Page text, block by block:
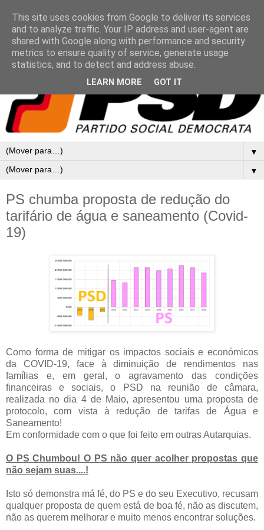
▼
▼
PS chumba proposta de redução do
tarifário de água e saneamento (Covid-
19)
Como forma de mitigar os impactos sociais e económicos
da COVID-19, face à diminuição de rendimentos nas
famílias e, em geral, o agravamento das condições
financeiras e sociais, o PSD na reunião de câmara,
realizada no dia 4 de Maio, apresentou uma proposta de
protocolo, com vista à redução de tarifas de Água e
Saneamento!
Em conformidade com o que foi feito em outras Autarquias.
O PS Chumbou! O PS não quer acolher propostas que
não sejam suas....!
Isto só demonstra má fé, do PS e do seu Executivo, recusam
qualquer proposta de quem está de boa fé, não as discutem,
não as querem melhorar e muito menos encontrar soluções.
This site uses cookies from Google to deliver its services
and to analyze traffic. Your IP address and user-agent are
shared with Google along with performance and security
metrics to ensure quality of service, generate usage
statistics, and to detect and address abuse.
LEARN MORE GOT IT